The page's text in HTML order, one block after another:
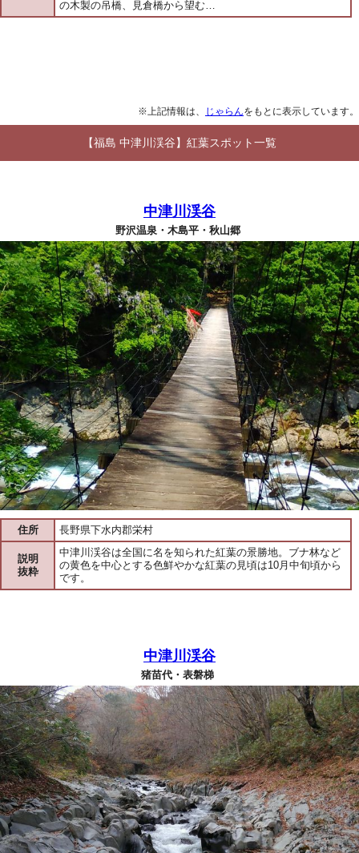
の木製の吊橋、見倉橋から望む…
※上記情報は、 じゃらんをもとに表示しています。
【福島 中津川渓谷】紅葉スポット一覧
中津川渓谷
野沢温泉・木島平・秋山郷
住所 長野県下水内郡栄村
説明
抜粋
中津川渓谷は全国に名を知られた紅葉の景勝地。ブナ林など
の黄色を中心とする色鮮やかな紅葉の見頃は10月中旬頃から
です。
中津川渓谷
猪苗代・表磐梯